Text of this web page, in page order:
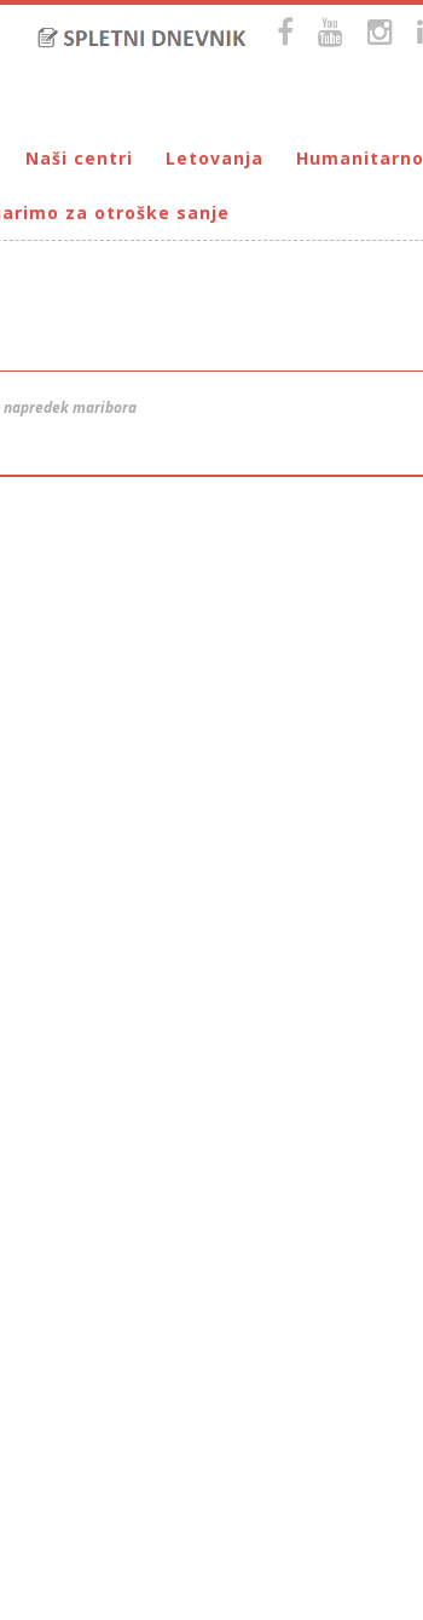
Maribora
DUM
Naši centri
DUM Maribor
VIRC Poreč
Letovanja
Letovanje – VIRC Poreč
Letovanje – DMZ na Pohorju
Dohodnina –
za otroške sanje
napredek maribora